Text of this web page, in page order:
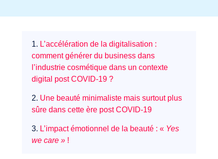
1. L’accélération de la digitalisation :
comment générer du business dans
l’industrie cosmétique dans un contexte
digital post COVID-19 ?
2. Une beauté minimaliste mais surtout plus
sûre dans cette ère post COVID-19
3. L’impact émotionnel de la beauté : « Yes
we care » !